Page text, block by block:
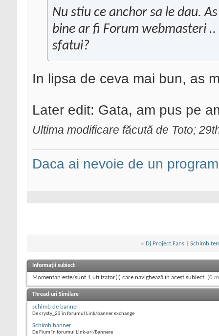
Nu stiu ce anchor sa le dau.
bine ar fi Forum webmasteri ..
sfatui?
In lipsa de ceva mai bun, as
Later edit: Gata, am pus pe
Ultima modificare făcută de Toto;
Daca ai nevoie de un
« Dj Project Fans Schimb
Informații subiect
Momentan este/sunt 1 utilizator(i) care navighează în acest subiect. (0
Thread-uri Similare
schimb de banner
De crysty_23 în forumul Link/banner exchange
Schimb banner
De Fium în forumul Link-uri/Bannere